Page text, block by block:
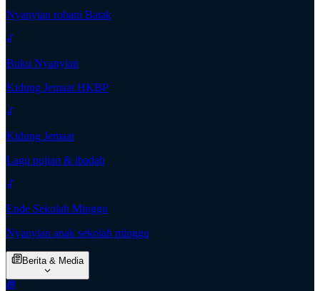
Nyanyian rohani Batak
Buku Nyanyian
Kidung Jemaat HKBP
Kidung Jemaat
Lagu pujian & ibadah
Ende Sekolah Minggu
Nyanyian anak sekolah minggu
Berita & Media